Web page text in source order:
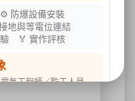
防爆設備安裝
地與等電位連結
🏅 實作評核
氣工程師／監工人員